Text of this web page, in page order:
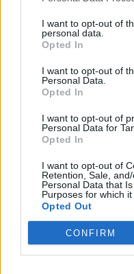
I want to opt-out of
personal data.
Opted In
I want to opt-out of
Personal Data.
Opted In
I want to opt-out of
Personal Data for
Opted In
I want to opt-out of
Retention, Sale,
Personal Data that
Purposes for which it
Opted Out
CONFIRM
GAZDASÁG
"Ez volt az utolsó
budapestiek
Agusztus 5-én és 6-án
hőhulláma.